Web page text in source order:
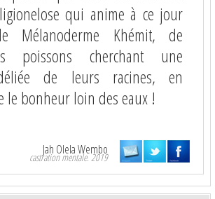
qui anime à ce jour
Mélanoderme Khémit, de
poissons cherchant une
de leurs racines, en
le bonheur loin des eaux !
Jah Olela Wembo
castration mentale. 2019